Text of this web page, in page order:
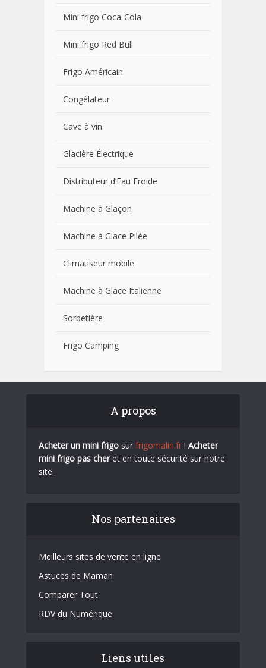
Mini frigo Coca-Cola
Mini frigo Red Bull
Frigo Américain
Congélateur
Cave à vin
Glacière Électrique
Distributeur d’Eau Froide
Machine à Glaçon
Machine à Glace Pilée
Climatiseur mobile
Machine à Glace Italienne
Sorbetière
Frigo Camping
A propos
Acheter un mini frigo sur frigomalin.fr ! Acheter
mini frigo pas cheret en toute sécurité sur notre
site.
Nos partenaires
Meilleurs sites de vente en ligne
Astuces de Maman
Comparer Tout
RDV du Numérique
Liens utiles